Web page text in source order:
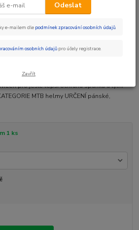
produkt
která redukuje přímé i nepřímé síly při
pro ještě lepší ochranu spánků a týlní
MTB helmy URČENÍ pánské,
1 ks
Odeslat
e-mailem dle podmínek zpracování osobních údajů.
osobních údajů pro účely registrace.
Zavřít